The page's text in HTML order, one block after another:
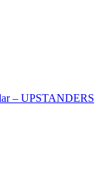
– UPSTANDERS